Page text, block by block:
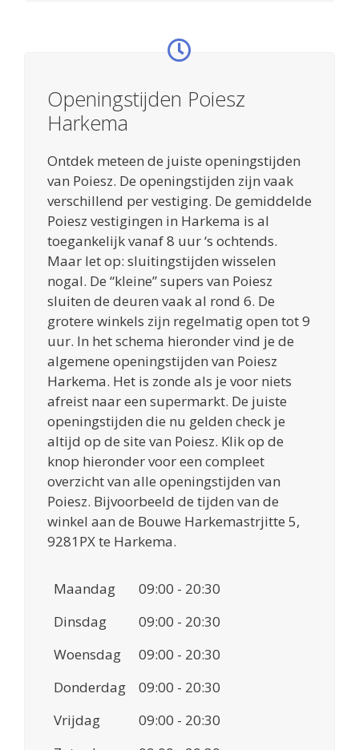
Openingstijden Poiesz
Harkema
Ontdek meteen de juiste openingstijden
van Poiesz. De openingstijden zijn vaak
verschillend per vestiging. De gemiddelde
Poiesz vestigingen in Harkema is al
toegankelijk vanaf 8 uur ‘s ochtends.
Maar let op: sluitingstijden wisselen
nogal. De “kleine” supers van Poiesz
sluiten de deuren vaak al rond 6. De
grotere winkels zijn regelmatig open tot 9
uur. In het schema hieronder vind je de
algemene openingstijden van Poiesz
Harkema. Het is zonde als je voor niets
afreist naar een supermarkt. De juiste
openingstijden die nu gelden check je
altijd op de site van Poiesz. Klik op de
knop hieronder voor een compleet
overzicht van alle openingstijden van
Poiesz. Bijvoorbeeld de tijden van de
winkel aan de Bouwe Harkemastrjitte 5,
9281PX te Harkema.
Maandag
09:00 - 20:30
Dinsdag
09:00 - 20:30
Woensdag
09:00 - 20:30
Donderdag
09:00 - 20:30
Vrijdag
09:00 - 20:30